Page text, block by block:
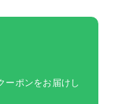
ーポンをお届けし